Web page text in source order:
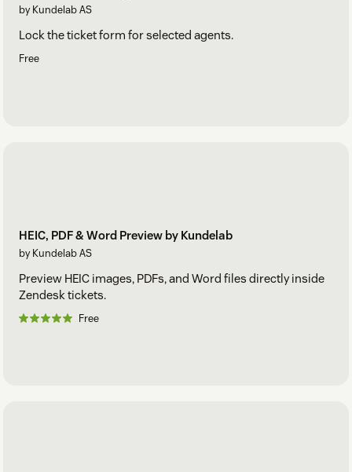
by Kundelab AS
Lock the ticket form for selected agents.
Free
HEIC, PDF & Word Preview by Kundelab
by Kundelab AS
Preview HEIC images, PDFs, and Word files directly inside
Zendesk tickets.
Free